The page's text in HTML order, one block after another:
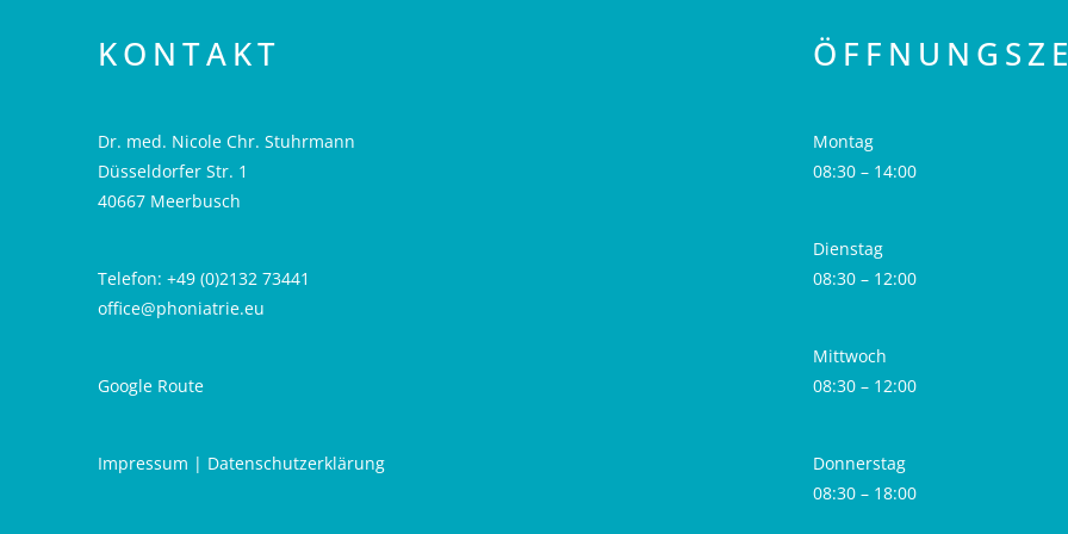
KONTAKT
Dr. med. Nicole Chr. Stuhrmann
Düsseldorfer Str. 1
40667 Meerbusch
Telefon: +49 (0)2132 73441
office@phoniatrie.eu
Google Route
Impressum | Datenschutzerklärung
Montag
08:30 – 14:00
Dienstag
08:30 – 12:00
Mittwoch
08:30 – 12:00
Donnerstag
08:30 – 18:00